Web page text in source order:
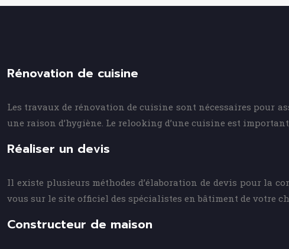
Rénovation de cuisine
Les travaux de rénovation de cuisine sont nécessaires pour
une raison d’hygiène. Le relooking d’une cuisine est
Réaliser un devis
Il existe plusieurs méthodes d’élaboration de devis pour la
vous sur le site officiel des spécialistes en bâtiment de votre
Constructeur de maison